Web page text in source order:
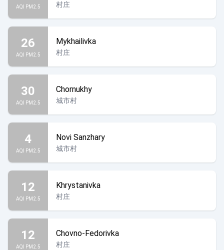
AQI PM2.5 村庄
26
AQI PM2.5
Mykhailivka
村庄
30
AQI PM2.5
Chornukhy
城市村
4
AQI PM2.5
Novi Sanzhary
城市村
12
AQI PM2.5
Khrystanivka
村庄
12
AQI PM2.5
Chovno-Fedorivka
村庄